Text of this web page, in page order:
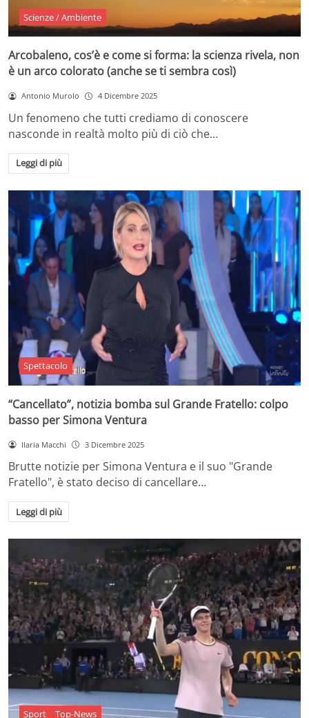
Scienze / Ambiente
Arcobaleno, cos’è e come si forma: la scienza rivela, non
è un arco colorato (anche se ti sembra così)
Antonio Murolo 4 Dicembre 2025
Un fenomeno che tutti crediamo di conoscere
nasconde in realtà molto più di ciò che…
Leggi di più
Spettacolo
“Cancellato”, notizia bomba sul Grande Fratello: colpo
basso per Simona Ventura
Ilaria Macchi 3 Dicembre 2025
Brutte notizie per Simona Ventura e il suo "Grande
Fratello", è stato deciso di cancellare…
Leggi di più
Sport Top-News